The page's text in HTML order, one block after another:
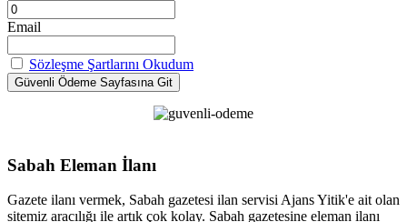
Email
Sözleşme Şartlarını Okudum
Sabah Eleman İlanı
Gazete ilanı vermek, Sabah gazetesi ilan servisi Ajans Yitik'e ait olan
sitemiz aracılığı ile artık çok kolay. Sabah gazetesine eleman ilanı